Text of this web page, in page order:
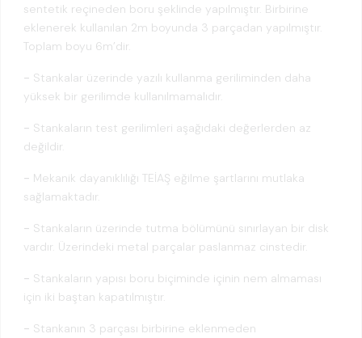
sentetik reçineden boru şeklinde yapılmıştır. Birbirine
eklenerek kullanılan 2m boyunda 3 parçadan yapılmıştır.
Toplam boyu 6m’dir.
- Stankalar üzerinde yazılı kullanma geriliminden daha
yüksek bir gerilimde kullanılmamalıdır.
- Stankaların test gerilimleri aşağıdaki değerlerden az
değildir.
- Mekanik dayanıklılığı TEİAŞ eğilme şartlarını mutlaka
sağlamaktadır.
- Stankaların üzerinde tutma bölümünü sınırlayan bir disk
vardır. Üzerindeki metal parçalar paslanmaz cinstedir.
- Stankaların yapısı boru biçiminde içinin nem almaması
için iki baştan kapatılmıştır.
- Stankanın 3 parçası birbirine eklenmeden